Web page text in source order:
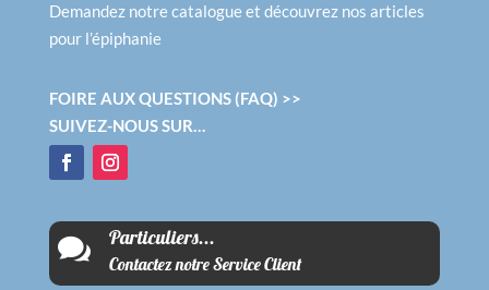
Demandez notre catalogue et découvrez nos articles
pour l’épiphanie
FOIRE AUX QUESTIONS (FAQ) >>
SUIVEZ-NOUS SUR…
 Particuliers...
Contactez notre Service Client